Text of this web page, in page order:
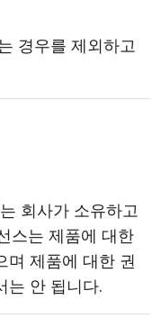
경우를 제외하고
회사가 소유하고
스는 제품에 대한
며 제품에 대한 권
는 안 됩니다.